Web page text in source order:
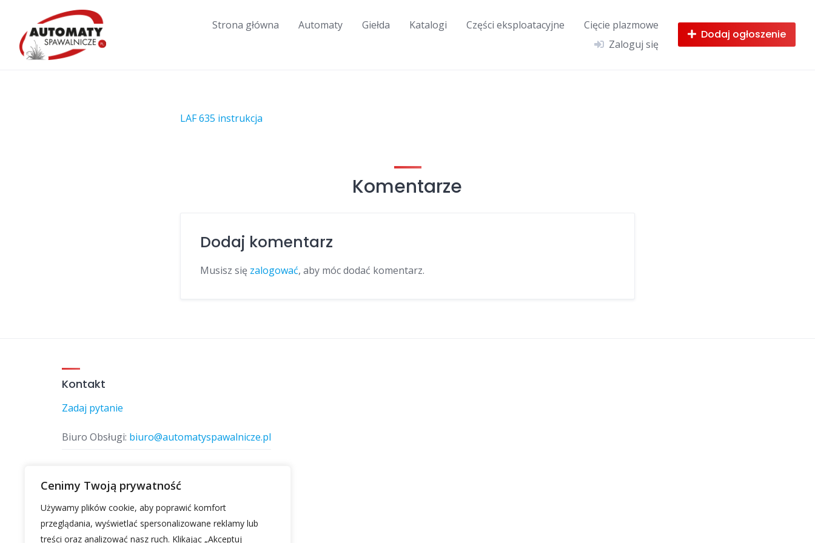
Cenimy Twoją prywatność
Używamy plików cookie, aby poprawić komfort
przeglądania, wyświetlać spersonalizowane reklamy lub
treści oraz analizować nasz ruch. Klikając „Akceptuj
content
Strona główna Automaty Giełda Katalogi Części eksploatacyjne
Cięcie plazmowe
Zaloguj się
Dodaj ogłoszenie
LAF 635 instrukcja
Komentarze
Dodaj komentarz
Musisz się zalogować, aby móc dodać komentarz.
Kontakt
Zadaj pytanie
Biuro Obsługi: biuro@automatyspawalnicze.pl
Znajdz nas